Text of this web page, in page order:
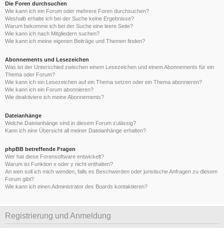
Die Foren durchsuchen
Wie kann ich ein Forum oder mehrere Foren durchsuchen?
Weshalb erhalte ich bei der Suche keine Ergebnisse?
Warum bekomme ich bei der Suche eine leere Seite?
Wie kann ich nach Mitgliedern suchen?
Wie kann ich meine eigenen Beiträge und Themen finden?
Abonnements und Lesezeichen
Was ist der Unterschied zwischen einem Lesezeichen und einem Abonnements für ein
Thema oder Forum?
Wie kann ich ein Lesezeichen auf ein Thema setzen oder ein Thema abonnieren?
Wie kann ich ein Forum abonnieren?
Wie deaktiviere ich meine Abonnements?
Dateianhänge
Welche Dateianhänge sind in diesem Forum zulässig?
Kann ich eine Übersicht all meiner Dateianhänge erhalten?
phpBB betreffende Fragen
Wer hat diese Forensoftware entwickelt?
Warum ist Funktion x oder y nicht enthalten?
An wen soll ich mich wenden, falls es Beschwerden oder juristische Anfragen zu diesem
Forum gibt?
Wie kann ich einen Administrator des Boards kontaktieren?
Registrierung und Anmeldung